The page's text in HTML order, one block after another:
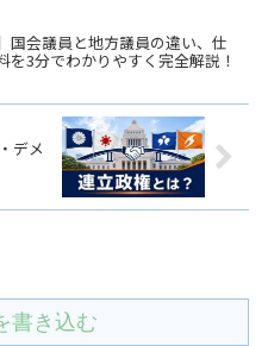
国会議員と地方議員の違い、仕
を3分でわかりやすく完全解説！
デメ
書き込む